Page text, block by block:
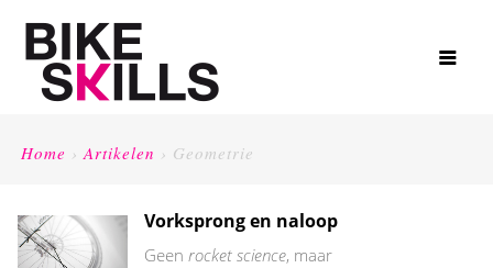
Home ›Artikelen › Geometrie
Vorksprong en naloop
Geen rocket science, maar